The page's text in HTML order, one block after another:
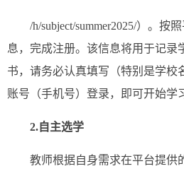
/h/subject/summer2025/）。按
息，完成注册。该信息将用于记录
书，请务必认真填写（特别是学校
账号（手机号）登录，即可开始学
2.自主选学
教师根据自身需求在平台提供